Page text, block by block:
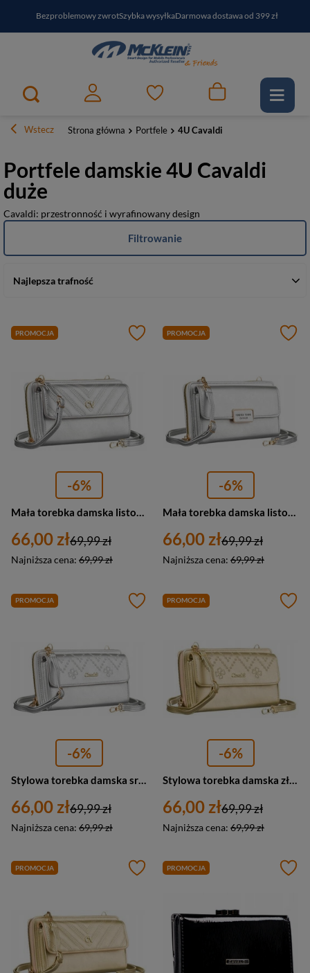
Bezproblemowy zwrotSzybka wysyłkaDarmowa dostawa od 399 zł
PayPo - kup i zapłać za30 dniZapisz się do newslettera i odbierz RABAT
Wstecz Strona główna Portfele 4U Cavaldi
Portfele damskie 4U Cavaldi
duże
Cavaldi: przestronność i wyrafinowany design
Najlepsza trafność
Filtrowanie
PROMOCJA
-6%
Mała torebka damska listonoszka srebrna portfel 2w1 - 4U Cavaldi M-11
66,00 zł
Najniższa cena: 69,99 zł
69,99 zł
PROMOCJA
-6%
Mała torebka damska listonoszka srebrna 2w1 portfel - 4U Cavaldi M-18
66,00 zł
Najniższa cena: 69,99 zł
69,99 zł
PROMOCJA
-6%
66,00 zł
Najniższa cena: 69,99 zł
69,99 zł
PROMOCJA
-6%
66,00 zł
Najniższa cena: 69,99 zł
69,99 zł
PROMOCJA PROMOCJA